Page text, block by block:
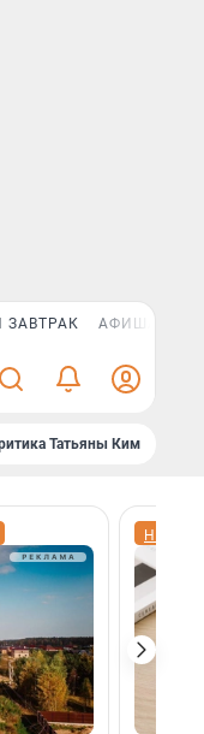
ЗАВТРАК АФИША PLUS
Татьяны Ким